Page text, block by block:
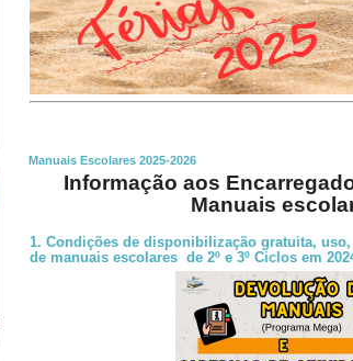
Manuais Escolares 2025-2026
Informação aos
Manuais
1. Condições de disponibilização gratuita,
de manuais escolares de 2º e 3º Ciclos em